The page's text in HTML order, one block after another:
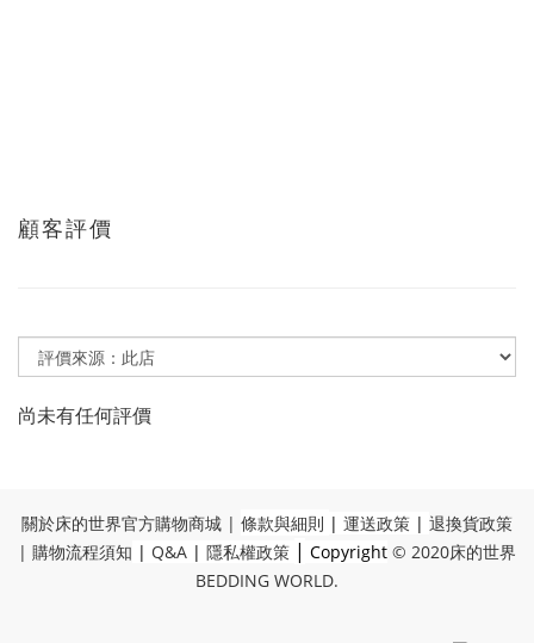
顧客評價
尚未有任何評價
關於床的世界官方購物商城 | 條款與細則 | 運送政策 | 退換貨政策
| 購物流程須知 | Q&A | 隱私權政策 | Copyright © 2020床的世界
BEDDING WORLD.